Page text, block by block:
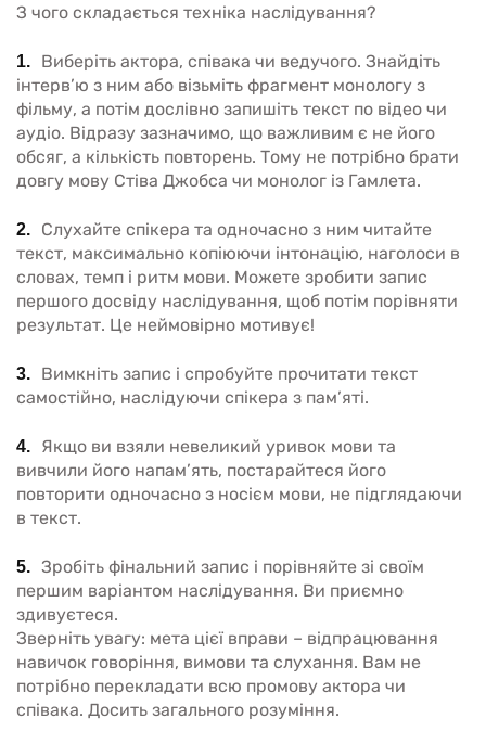
З чого складається техніка наслідування?
Виберіть актора, співака чи ведучого. Знайдіть
інтерв’ю з ним або візьміть фрагмент монологу з
фільму, а потім дослівно запишіть текст по відео чи
аудіо. Відразу зазначимо, що важливим є не його
обсяг, а кількість повторень. Тому не потрібно брати
довгу мову Стіва Джобса чи монолог із Гамлета.
Слухайте спікера та одночасно з ним читайте
текст, максимально копіюючи інтонацію, наголоси в
словах, темп і ритм мови. Можете зробити запис
першого досвіду наслідування, щоб потім порівняти
результат. Це неймовірно мотивує!
Вимкніть запис і спробуйте прочитати текст
самостійно, наслідуючи спікера з пам’яті.
Якщо ви взяли невеликий уривок мови та
вивчили його напам’ять, постарайтеся його
повторити одночасно з носієм мови, не підглядаючи
в текст.
Зробіть фінальний запис і порівняйте зі своїм
першим варіантом наслідування. Ви приємно
здивуєтеся.
Зверніть увагу: мета цієї вправи – відпрацювання
навичок говоріння, вимови та слухання. Вам не
потрібно перекладати всю промову актора чи
співака. Досить загального розуміння.